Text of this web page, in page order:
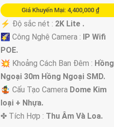
Giá Khuyến Mại: 4,400,000 ₫
️⚡ Độ sắc nét : 2K Lite .
🌠 Công Nghệ Camera : IP Wifi
POE.
💥 Khoảng Cách Ban Đêm : Hồng
Ngoại 30m Hồng Ngoại SMD.
🤹 Cấu Tạo Camera Dome Kim
loại + Nhựa.
️✤ Tích Hợp : Thu Âm Và Loa.